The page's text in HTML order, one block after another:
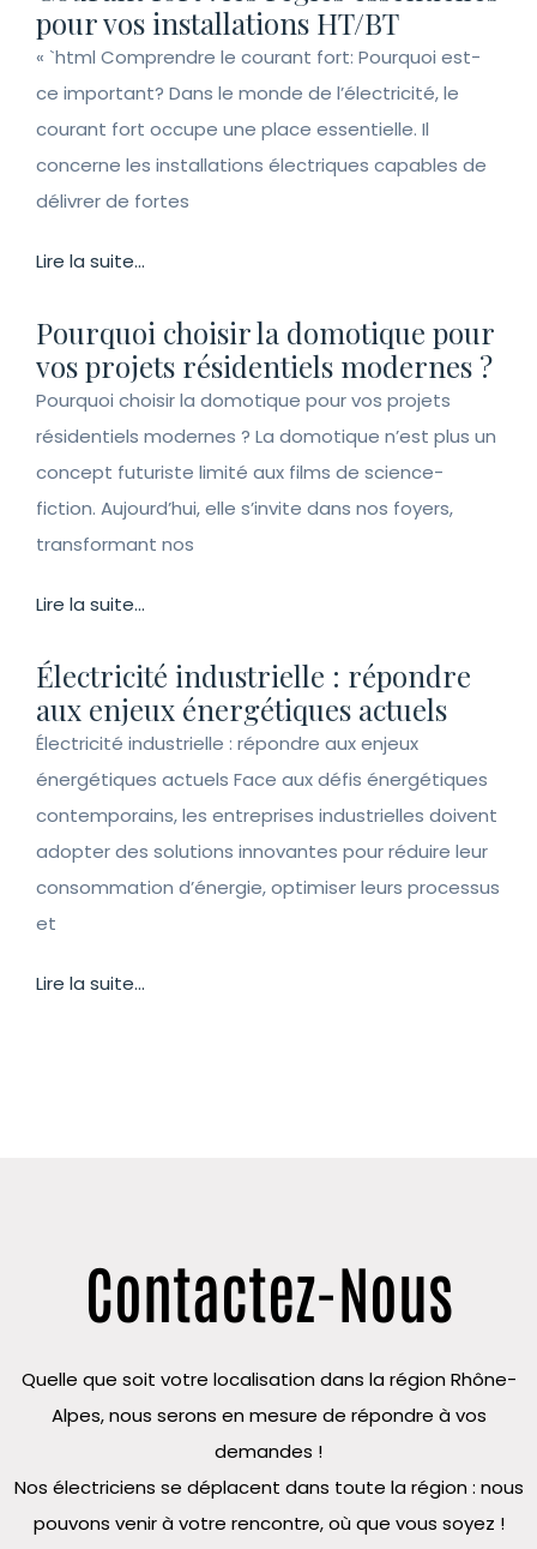
pour vos installations HT/BT
« `html Comprendre le courant fort: Pourquoi est-
ce important? Dans le monde de l’électricité, le
courant fort occupe une place essentielle. Il
concerne les installations électriques capables de
délivrer de fortes
Lire la suite...
Pourquoi choisir la domotique pour
vos projets résidentiels modernes ?
Pourquoi choisir la domotique pour vos projets
résidentiels modernes ? La domotique n’est plus un
concept futuriste limité aux films de science-
fiction. Aujourd’hui, elle s’invite dans nos foyers,
transformant nos
Lire la suite...
Électricité industrielle : répondre
aux enjeux énergétiques actuels
Électricité industrielle : répondre aux enjeux
énergétiques actuels Face aux défis énergétiques
contemporains, les entreprises industrielles doivent
adopter des solutions innovantes pour réduire leur
consommation d’énergie, optimiser leurs processus
et
Lire la suite...
Contactez-Nous
Quelle que soit votre localisation dans la région Rhône-
Alpes, nous serons en mesure de répondre à vos
demandes !
Nos électriciens se déplacent dans toute la région : nous
pouvons venir à votre rencontre, où que vous soyez !